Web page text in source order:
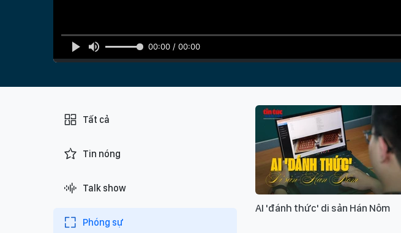
00:00 / 00:00
Tất cả
Tin nóng
Talk show
Phóng sự
AI 'đánh thức' di sản Hán Nôm